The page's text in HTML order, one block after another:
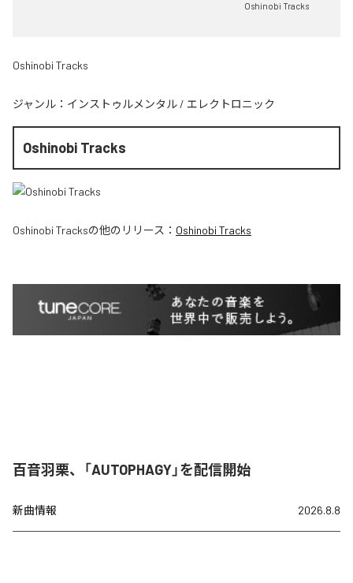
Oshinobi Tracks
Oshinobi Tracks
ジャンル： インストゥルメンタル / エレクトロニック
Oshinobi Tracks
Oshinobi Tracksの他のリリース： Oshinobi Tracks
百音羽栗、「AUTOPHAGY」を配信開始
新曲情報 2026.8.8